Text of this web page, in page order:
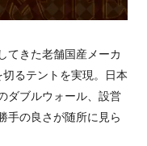
てきた老舗国産メーカ
るテントを実現。日本
ダブルウォール、設営
手の良さが随所に見ら